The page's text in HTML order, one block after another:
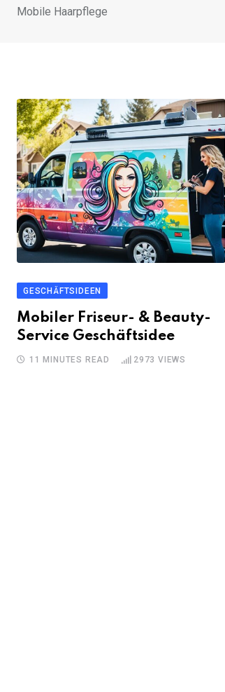
Mobile Haarpflege
GESCHÄFTSIDEEN
Mobiler Friseur- & Beauty-
Service Geschäftsidee
11 MINUTES READ 2973 VIEWS